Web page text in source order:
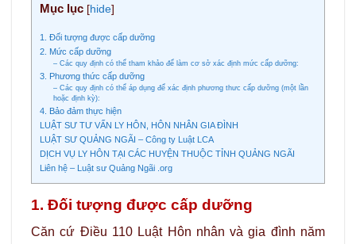
Mục lục [hide]
1. Đối tượng được cấp dưỡng
2. Mức cấp dưỡng
– Các quy định có thể tham khảo để làm cơ sở xác định mức cấp dưỡng:
3. Phương thức cấp dưỡng
– Các quy định có thể áp dụng để xác định phương thưc cấp dưỡng (một lần
hoặc định kỳ):
4. Bảo đảm thực hiện
LUẬT SƯ TƯ VẤN LY HÔN, HÔN NHÂN GIA ĐÌNH
LUẬT SƯ QUẢNG NGÃI – Công ty Luật LCA
DỊCH VỤ LY HÔN TẠI CÁC HUYỆN THUỘC TỈNH QUẢNG NGÃI
Liên hệ – Luật sư Quảng Ngãi .org
1. Đối tượng được cấp dưỡng
Căn cứ Điều 110 Luật Hôn nhân và gia đình năm